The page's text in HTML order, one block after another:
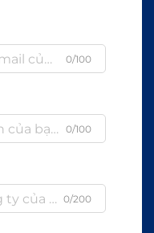
0/100
0/100
0/200